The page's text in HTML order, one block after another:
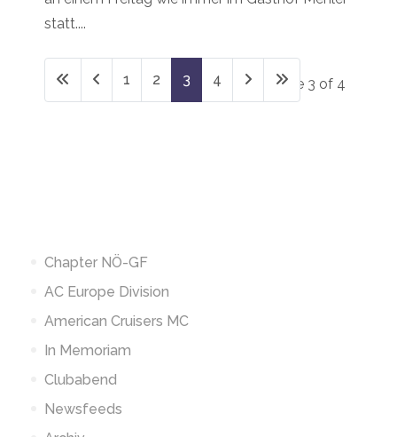
Chapter NÖ-GF
AC Europe Division
American Cruisers MC
In Memoriam
Clubabend
Newsfeeds
statt....
Page 3 of 4
1 2 3 4